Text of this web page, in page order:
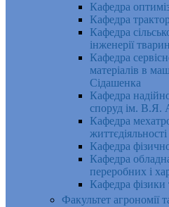
Кафедра
Кафедра
Кафедра
інженерії
Кафедра
матеріалів в
Сідашенка
Кафедра
споруд ім. В.Я.
Кафедра
Кафедра
Кафедра
переробних і
Кафедра фізики
Факультет агрономії